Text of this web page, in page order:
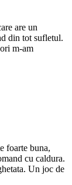
are un
din tot sufletul.
m-am
foarte buna,
cu caldura.
Un joc de